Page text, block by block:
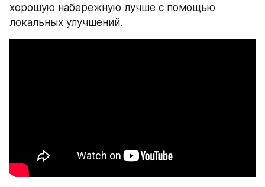
хорошую набережную лучше с помощью
локальных улучшений.